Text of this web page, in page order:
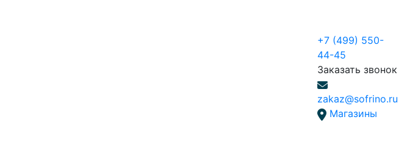
+7 (499) 550-
44-45
Заказать звонок
zakaz@sofrino.ru
Магазины